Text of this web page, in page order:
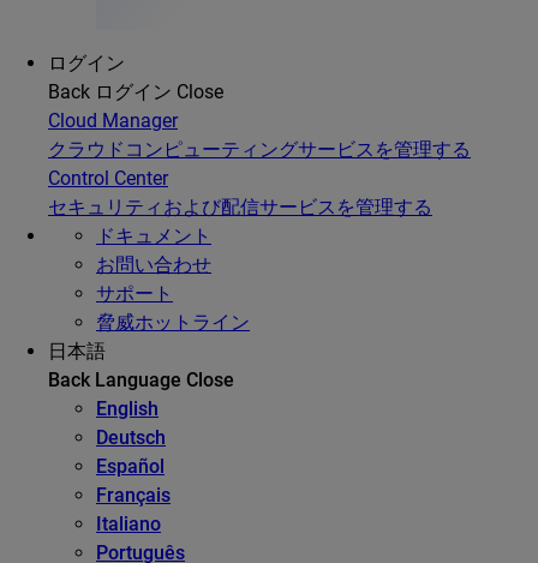
ログイン
Back ログイン Close
Cloud Manager
クラウドコンピューティングサービスを管理する
Control Center
セキュリティおよび配信サービスを管理する
ドキュメント
お問い合わせ
サポート
脅威ホットライン
日本語
Back Language Close
English
Deutsch
Español
Français
Italiano
Português